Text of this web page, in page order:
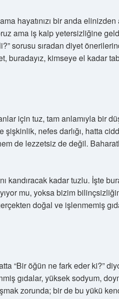
hayatınızı bir anda
ama iş kalp yetersizliğine
sorusu sıradan diyet
buradayız, kimseye el kadar
için tuz, tam anlamıyla bir
şişkinlik, nefes darlığı, hatta
de lezzetsiz de değil.
kandıracak kadar tuzlu. İşte
mu, yoksa bizim
doğal ve işlenmemiş
“Bir öğün ne fark eder ki?”
gıdalar, yüksek sodyum,
zorunda; bir de bu yükü